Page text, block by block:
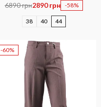
6890 грн2890 грн -58%
38 40 44
-60%